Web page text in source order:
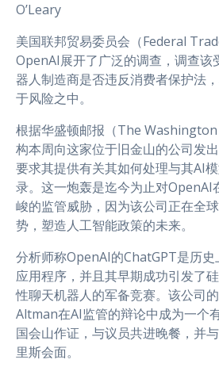
O’Leary
美国联邦贸易委员会（Federal
OpenAI展开了广泛的调查，调查该
器人制造商是否违反消费者保护法
于风险之中。
根据华盛顿邮报（The
构本周向这家位于旧金山的公司发
要求其提供有关其如何处理与其AI
录。这一炮轰是迄今为止对OpenAI
峻的监管威胁，因为该公司正在全
势，塑造人工智能政策的未来。
分析师称OpenAI的ChatGPT是历
应用程序，并且其早期成功引发了
性聊天机器人的军备竞赛。该公司
Altman在AI监管的辩论中成为一个
国会山作证，与议员共进晚餐，并
里斯会面。